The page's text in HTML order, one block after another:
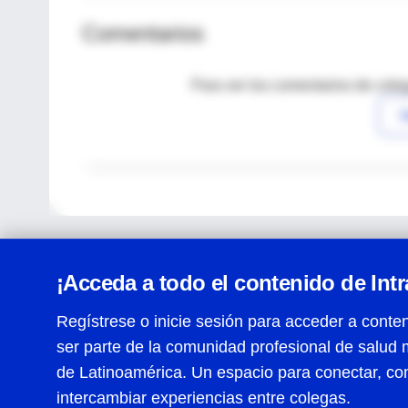
Comentarios
Para ver los comentarios de
¡Acceda a todo el contenido de
Regístrese o inicie sesión para acceder a
ser parte de la comunidad profesional de salud
de Latinoamérica. Un espacio para conectar,
intercambiar experiencias entre colegas.
Centro de Ayuda
Términos y condiciones| Políticas de privacidad